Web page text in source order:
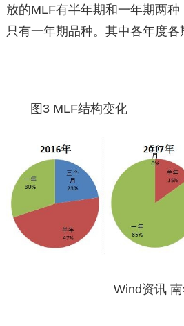
放的MLF有半年期和一年期两
只有一年期品种。其中各年度各
图3 MLF结构变化
Wind资讯